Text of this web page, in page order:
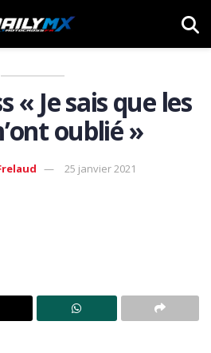
« Je sais que les
oublié »
25 janvier 2021